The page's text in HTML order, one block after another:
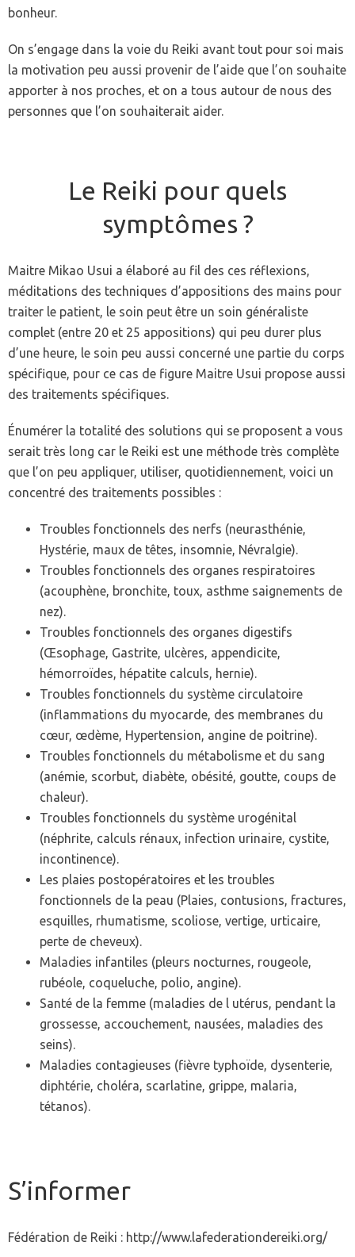
bonheur.
On s’engage dans la voie du Reiki avant tout pour soi mais
la motivation peu aussi provenir de l’aide que l’on souhaite
apporter à nos proches, et on a tous autour de nous des
personnes que l’on souhaiterait aider.
Le Reiki pour quels
symptômes ?
Maitre Mikao Usui a élaboré au fil des ces réflexions,
méditations des techniques d’appositions des mains pour
traiter le patient, le soin peut être un soin généraliste
complet (entre 20 et 25 appositions) qui peu durer plus
d’une heure, le soin peu aussi concerné une partie du corps
spécifique, pour ce cas de figure Maitre Usui propose aussi
des traitements spécifiques.
Énumérer la totalité des solutions qui se proposent a vous
serait très long car le Reiki est une méthode très complète
que l’on peu appliquer, utiliser, quotidiennement, voici un
concentré des traitements possibles :
Troubles fonctionnels des nerfs (neurasthénie,
Hystérie, maux de têtes, insomnie, Névralgie).
Troubles fonctionnels des organes respiratoires
(acouphène, bronchite, toux, asthme saignements de
nez).
Troubles fonctionnels des organes digestifs
(Œsophage, Gastrite, ulcères, appendicite,
hémorroïdes, hépatite calculs, hernie).
Troubles fonctionnels du système circulatoire
(inflammations du myocarde, des membranes du
cœur, œdème, Hypertension, angine de poitrine).
Troubles fonctionnels du métabolisme et du sang
(anémie, scorbut, diabète, obésité, goutte, coups de
chaleur).
Troubles fonctionnels du système urogénital
(néphrite, calculs rénaux, infection urinaire, cystite,
incontinence).
Les plaies postopératoires et les troubles
fonctionnels de la peau (Plaies, contusions, fractures,
esquilles, rhumatisme, scoliose, vertige, urticaire,
perte de cheveux).
Maladies infantiles (pleurs nocturnes, rougeole,
rubéole, coqueluche, polio, angine).
Santé de la femme (maladies de l utérus, pendant la
grossesse, accouchement, nausées, maladies des
seins).
Maladies contagieuses (fièvre typhoïde, dysenterie,
diphtérie, choléra, scarlatine, grippe, malaria,
tétanos).
S’informer
Fédération de Reiki : http://www.lafederationdereiki.org/